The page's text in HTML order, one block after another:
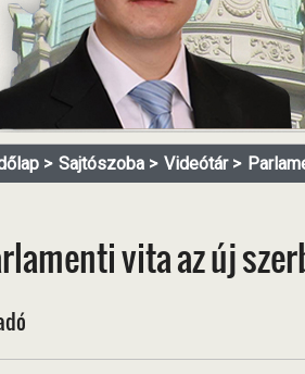
Sajtószoba Videótár
vita az új